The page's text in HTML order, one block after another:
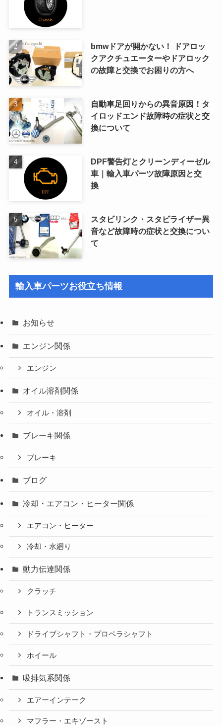
bmwドアが開かない！ ドアロッ
クアクチュエーターやドアロック
の故障と交換でお困りの方へ
自動車足回りからの異音原因！タ
イロッドエンド故障時の症状と交
換について
DPF警告灯とクリーンディーゼル
車｜輸入車パーツ故障原因と交
換
スタビリンク・スタビライザー異
音など故障時の症状と交換につい
て
輸入車パーツお役立ち情報
お知らせ
エンジン関係
エンジン
オイル溶剤関係
オイル・溶剤
ブレーキ関係
ブレーキ
ブログ
冷却・エアコン・ヒーター関係
エアコン・ヒーター
冷却・水廻り
動力伝達関係
クラッチ
トランスミッション
ドライブシャフト・プロペラシャフト
ホイール
吸排気系関係
エアーインテーク
マフラー・エキゾースト